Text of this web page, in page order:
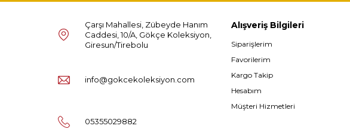
Çarşı Mahallesi, Zübeyde Hanım
Caddesi, 10/A, Gökçe Koleksiyon,
Giresun/Tirebolu
info@gokcekoleksiyon.com
05355029882
Alışveriş Bilgileri
Siparişlerim
Favorilerim
Kargo Takip
Hesabım
Müşteri Hizmetleri